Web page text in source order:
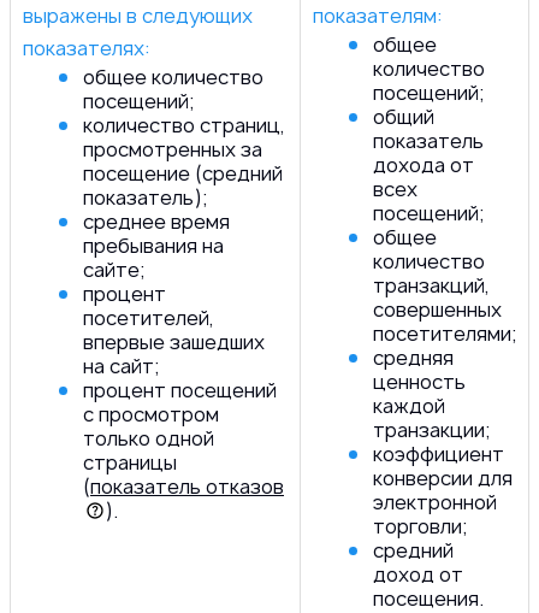
выражены в следующих
показателях:
общее количество
посещений;
количество страниц,
просмотренных за
посещение (средний
показатель);
среднее время
пребывания на
сайте;
процент
посетителей,
впервые зашедших
на сайт;
процент посещений
с просмотром
только одной
страницы
(показатель отказов
).
показателям:
общее
количество
посещений;
общий
показатель
дохода от
всех
посещений;
общее
количество
транзакций,
совершенных
посетителями;
средняя
ценность
каждой
транзакции;
коэффициент
конверсии для
электронной
торговли;
средний
доход от
посещения.